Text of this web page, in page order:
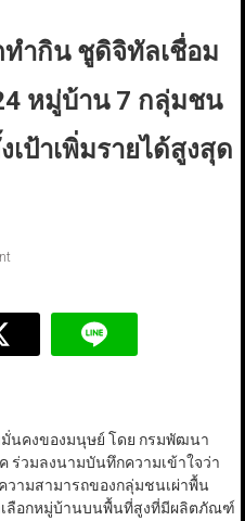
ำกิน ชูดิจิทัลเชื่อม
หมู่บ้าน 7 กลุ่มชน
เป้าเพิ่มรายได้สูงสุด
นคงของมนุษย์ โดย กรมพัฒนา
ร่วมลงนามบันทึกความเข้าใจว่า
วามสามารถของกลุ่มชนเผ่าพื้น
เลือกหมู่บ้านบนพื้นที่สูงที่มีผลิตภัณฑ์